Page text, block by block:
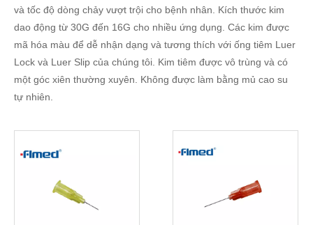
và tốc độ dòng chảy vượt trội cho bệnh nhân. Kích thước kim
dao động từ 30G đến 16G cho nhiều ứng dụng. Các kim được
mã hóa màu để dễ nhận dạng và tương thích với ống tiêm Luer
Lock và Luer Slip của chúng tôi. Kim tiêm được vô trùng và có
một góc xiên thường xuyên. Không được làm bằng mủ cao su
tự nhiên.